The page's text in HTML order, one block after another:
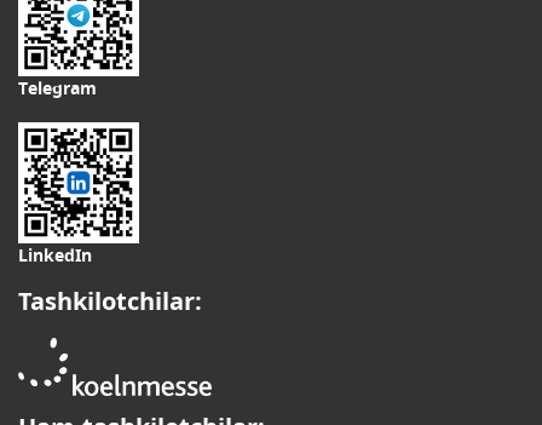
Telegram
LinkedIn
Tashkilotchilar: